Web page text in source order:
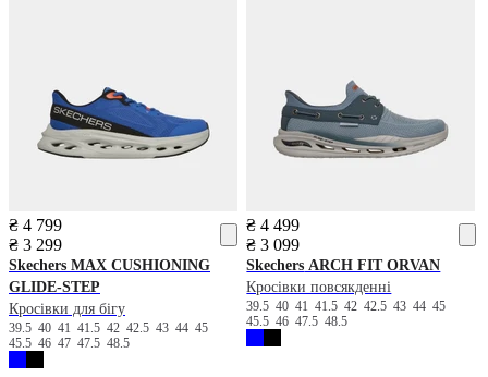
₴ 4 799
₴ 3 299
Skechers MAX CUSHIONING
GLIDE-STEP
Кросівки для бігу
39.5 40 41 41.5 42 42.5 43 44 45
45.5 46 47 47.5 48.5
₴ 4 499
₴ 3 099
Skechers ARCH FIT ORVAN
Кросівки повсякденні
39.5404141.54242.5434445
45.54647.548.5